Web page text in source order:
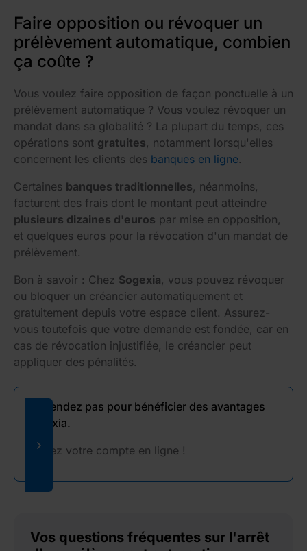
Faire opposition ou révoquer un
prélèvement automatique, combien
ça coûte ?
Vous voulez faire opposition de façon ponctuelle à un
prélèvement automatique ? Vous voulez révoquer un
mandat dans sa globalité ? La plupart du temps, ces
opérations sont gratuites, notamment lorsqu'elles
concernent les clients des banques en ligne.
Certaines banques traditionnelles, néanmoins,
facturent des frais dont le montant peut atteindre
plusieurs dizaines d'euros par mise en opposition,
et quelques euros pour la révocation d'un mandat de
prélèvement.
Bon à savoir : Chez Sogexia, vous pouvez révoquer
ou bloquer un créancier automatiquement et
gratuitement depuis votre espace client. Assurez-
vous toutefois que votre demande est fondée, car en
cas de révocation injustifiée, le créancier peut
appliquer des pénalités.
N'attendez pas pour bénéficier des avantages
Sogexia.
Ouvrez votre compte en ligne !
Vos questions fréquentes sur l'arrêt